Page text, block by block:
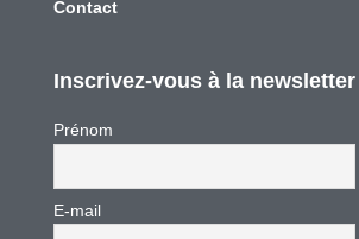
Contact
Inscrivez-vous à la newsletter
Prénom
E-mail